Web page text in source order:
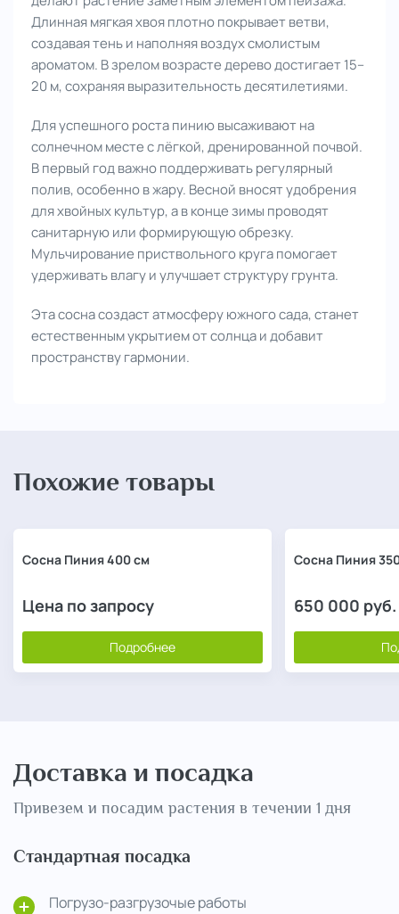
Длинная мягкая хвоя плотно покрывает ветви,
создавая тень и наполняя воздух смолистым
ароматом. В зрелом возрасте дерево достигает 15–
20 м, сохраняя выразительность десятилетиями.
Для успешного роста пинию высаживают на
солнечном месте с лёгкой, дренированной почвой.
В первый год важно поддерживать регулярный
полив, особенно в жару. Весной вносят удобрения
для хвойных культур, а в конце зимы проводят
санитарную или формирующую обрезку.
Мульчирование приствольного круга помогает
удерживать влагу и улучшает структуру грунта.
Эта сосна создаст атмосферу южного сада, станет
естественным укрытием от солнца и добавит
пространству гармонии.
Похожие товары
Сосна Пиния 400 см
Цена по запросу
Подробнее
Сосна Пиния
650 000 руб.
Доставка и посадка
Привезем и посадим растения в течении 1 дня
Стандартная посадка
Погрузо-разгрузочые работы